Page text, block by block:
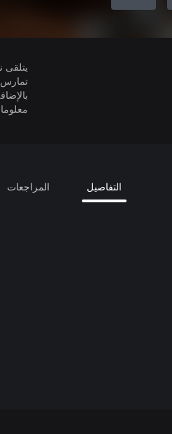
تمارس
التفاصيل المراجعات